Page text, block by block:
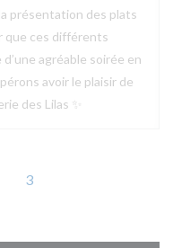
présentation des plats
que ces différents
agréable soirée en
avoir le plaisir de
des Lilas ✨
3